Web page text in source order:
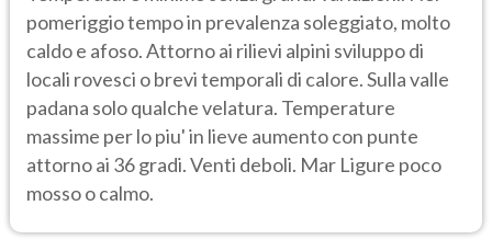
pomeriggio tempo in prevalenza soleggiato, molto
caldo e afoso. Attorno ai rilievi alpini sviluppo di
locali rovesci o brevi temporali di calore. Sulla valle
padana solo qualche velatura. Temperature
massime per lo piu' in lieve aumento con punte
attorno ai 36 gradi. Venti deboli. Mar Ligure poco
mosso o calmo.